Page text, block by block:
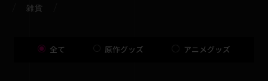
雑貨
全て 原作グッズ アニメグッズ